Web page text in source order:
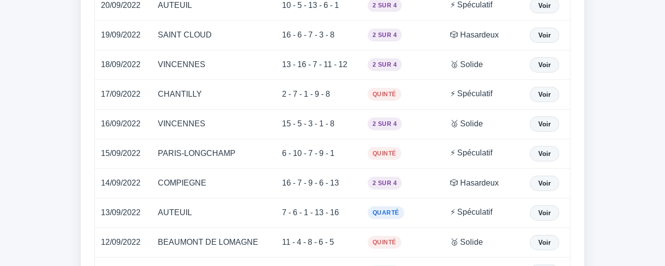
20/09/2022 AUTEUIL 10 - 5 - 13 - 6 - 1 2 SUR 4 ⚡ Spéculatif Voir
19/09/2022 SAINT CLOUD 16 - 6 - 7 - 3 - 8 2 SUR 4 🎲 Hasardeux Voir
18/09/2022 VINCENNES 13 - 16 - 7 - 11 - 12 2 SUR 4 🥈 Solide Voir
17/09/2022 CHANTILLY 2 - 7 - 1 - 9 - 8 QUINTÉ ⚡ Spéculatif Voir
16/09/2022 VINCENNES 15 - 5 - 3 - 1 - 8 2 SUR 4 🥈 Solide Voir
15/09/2022 PARIS-LONGCHAMP 6 - 10 - 7 - 9 - 1 QUINTÉ ⚡ Spéculatif Voir
14/09/2022 COMPIEGNE 16 - 7 - 9 - 6 - 13 2 SUR 4 🎲 Hasardeux Voir
13/09/2022 AUTEUIL 7 - 6 - 1 - 13 - 16 QUARTÉ ⚡ Spéculatif Voir
12/09/2022 BEAUMONT DE LOMAGNE 11 - 4 - 8 - 6 - 5 QUINTÉ 🥈 Solide Voir